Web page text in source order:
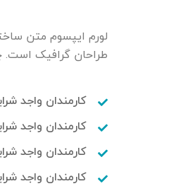
لورم ایپسوم متن
طراحان گرافیک است.
کارمندان واجد
کارمندان واجد
کارمندان واجد
کارمندان واجد